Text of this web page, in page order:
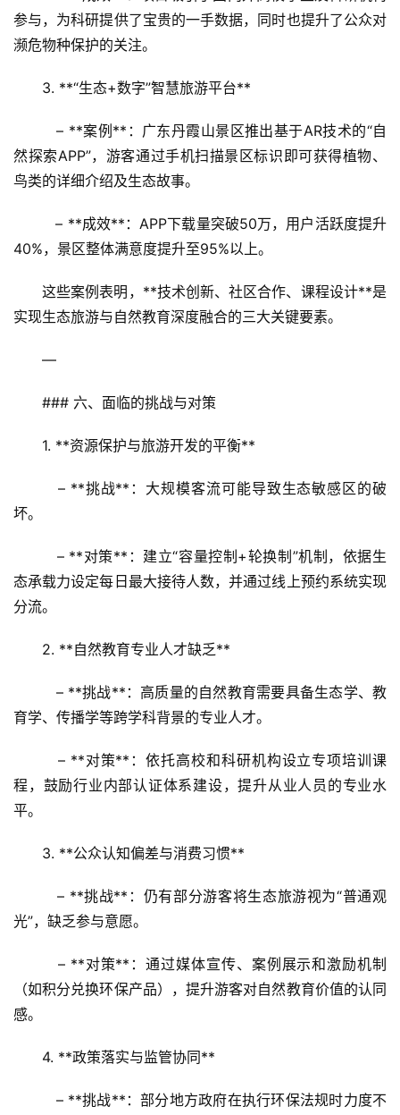
乡
智
慧
+
登录 注册
参与，为科研提供了宝贵的一手数据，同时也提升了公众对
濒危物种保护的关注。
3. **“生态+数字”智慧旅游平台**
   – **案例**：广东丹霞山景区推出基于AR技术的“自
然探索APP”，游客通过手机扫描景区标识即可获得植物、
鸟类的详细介绍及生态故事。
   – **成效**：APP下载量突破50万，用户活跃度提升
40%，景区整体满意度提升至95%以上。
这些案例表明，**技术创新、社区合作、课程设计**是
实现生态旅游与自然教育深度融合的三大关键要素。
—
### 六、面临的挑战与对策
1. **资源保护与旅游开发的平衡**
坏。
态承载力设定每日最大接待人数，并通过线上预约系统实现
分流。
2. **自然教育专业人才缺乏**
育学、传播学等跨学科背景的专业人才。
程，鼓励行业内部认证体系建设，提升从业人员的专业水
平。
3. **公众认知偏差与消费习惯**
光”，缺乏参与意愿。
（如积分兑换环保产品），提升游客对自然教育价值的认同
感。
4. **政策落实与监管协同**